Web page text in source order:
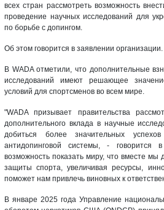
всех стран рассмотреть возможность
проведение научных исследований для
по борьбе с допингом.
Об этом говорится в заявлении организации.
В WADA отметили, что дополнительные
исследований имеют решающее
условий для спортсменов во всем мире.
"WADA призывает правительства
дополнительного вклада в научные
добиться более значительных
антидопинговой системы, -
возможность показать миру, что вместе мы
защиты спорта, увеличивая ресурсы,
поможет нам привлечь виновных к
В январе 2025 года Управление